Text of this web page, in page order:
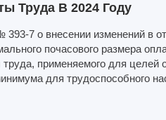
Труда В 2024 Году
393-7 о внесении изменений в
почасового размера
применяемого для целей
для трудоспособного